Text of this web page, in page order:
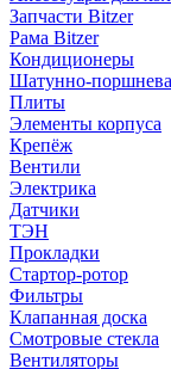
Запчасти Bitzer
Рама Bitzer
Кондиционеры
Шатунно-
Плиты
Элементы корпуса
Крепёж
Вентили
Электрика
Датчики
ТЭН
Прокладки
Стартор-ротор
Фильтры
Клапанная доска
Смотровые стекла
Вентиляторы